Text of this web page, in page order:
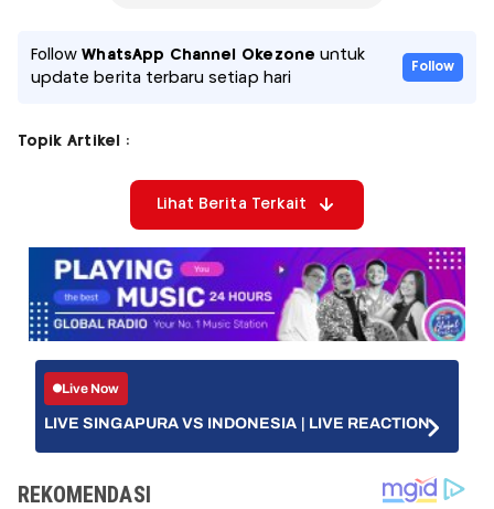
FollowWhatsApp Channel Okezone untuk
update berita terbaru setiap hari
Follow
Topik Artikel :
Lihat Berita Terkait
Live Now
LIVE SINGAPURA VS INDONESIA | LIVE REACTION